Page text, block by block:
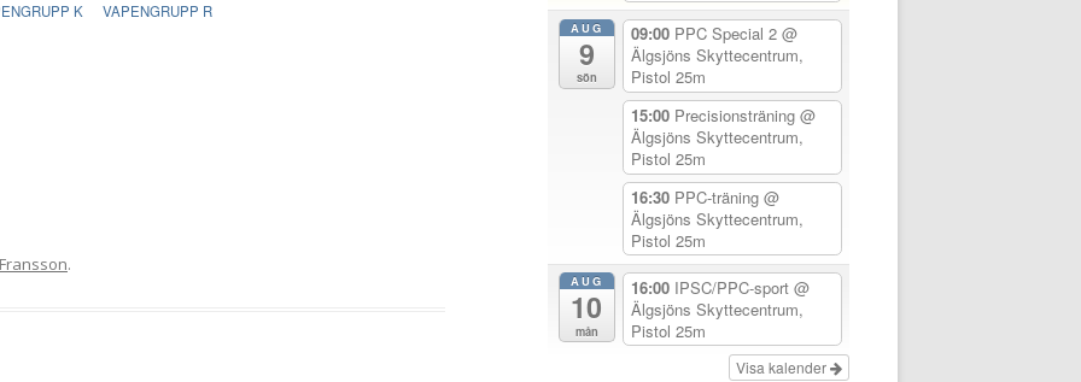
K VAPENGRUPP R
Fransson.
AUG
9
sön
09:00 PPC Special 2 @
Älgsjöns Skyttecentrum,
Pistol 25m
15:00 Precisionsträning @
Älgsjöns Skyttecentrum,
Pistol 25m
16:30 PPC-träning @
Älgsjöns Skyttecentrum,
Pistol 25m
AUG
10
mån
16:00 IPSC/PPC-sport @
Älgsjöns Skyttecentrum,
Pistol 25m
Visa kalender